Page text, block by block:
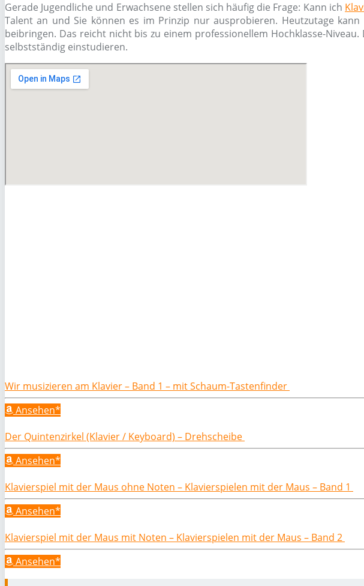
Gerade Jugendliche und Erwachsene stellen sich häufig die Frage: Kann ich
Talent an und Sie können es im Prinzip nur ausprobieren. Heutzutage
beibringen. Das reicht nicht bis zu einem professionellem Hochklasse-
selbstständig einstudieren.
Wir musizieren am Klavier – Band 1 – mit Schaum-Tastenfinder
Ansehen*
Der Quintenzirkel (Klavier / Keyboard) – Drehscheibe
Ansehen*
Klavierspiel mit der Maus ohne Noten – Klavierspielen mit der Maus – Band 1
Ansehen*
Klavierspiel mit der Maus mit Noten – Klavierspielen mit der Maus – Band 2
Ansehen*